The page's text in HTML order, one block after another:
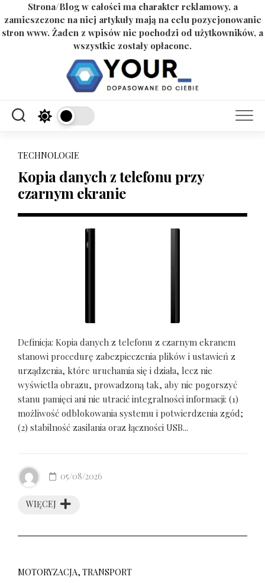
Strona/Blog w całości ma charakter reklamowy, a
zamieszczone na niej artykuły mają na celu pozycjonowanie
stron www. Żaden z wpisów nie pochodzi od użytkowników, a
wszystkie zostały opłacone.
TECHNOLOGIE
Kopia danych z telefonu przy
czarnym ekranie
Definicja: Kopia danych z telefonu z czarnym ekranem
stanowi procedurę zabezpieczenia plików i ustawień z
urządzenia, które uruchamia się i działa, lecz nie
wyświetla obrazu, prowadzoną tak, aby nie pogorszyć
stanu pamięci ani nie utracić integralności informacji: (1)
możliwość odblokowania systemu i potwierdzenia zgód;
(2) stabilność zasilania oraz łączności USB...
WIĘCEJ
05/08/2026
MOTORYZACJA, TRANSPORT